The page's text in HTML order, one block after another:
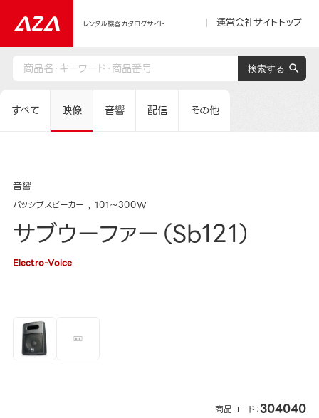
レンタル機器カタログサイト 運営会社サイトトップ
すべて 映像 音響 配信 その他
音響
パッシブスピーカー 101～300W
サブウーファー（Sb121）
Electro-Voice
商品コード：304040